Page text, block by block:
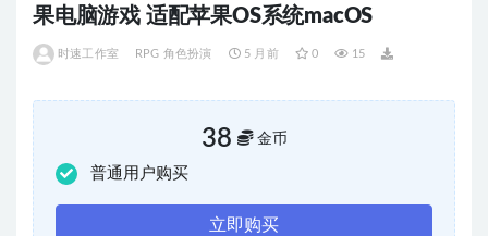
果电脑游戏 适配苹果OS系统macOS
时速工作室 RPG 角色扮演 5 月前 0 15
38 金币
普通用户购买
立即购买